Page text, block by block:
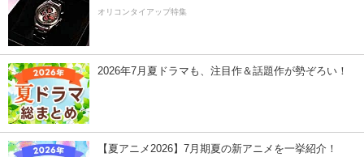
オリコンタイアップ特集
2026年7月夏ドラマも、注目作＆話題作が勢ぞろい！
【夏アニメ2026】7月期夏の新アニメを一挙紹介！